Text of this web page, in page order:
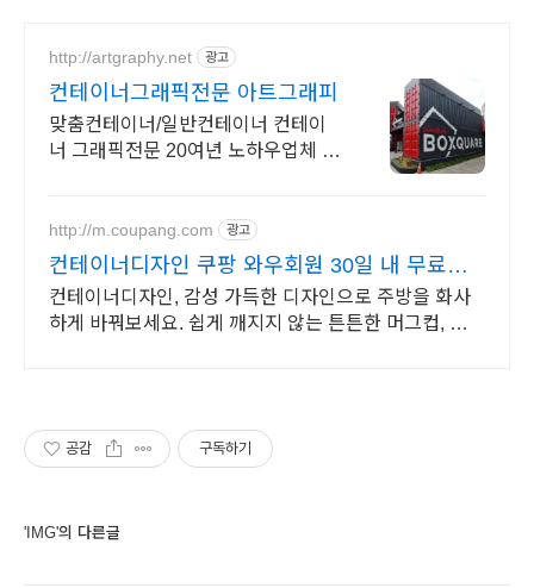
http://artgraphy.net 광고
컨테이너그래픽전문 아트그래피
맞춤컨테이너/일반컨테이너 컨테이
너 그래픽전문 20여년 노하우업체 직
http://m.coupang.com 광고
컨테이너디자인 쿠팡 와우회원 30일 내 무료반
품
컨테이너디자인, 감성 가득한 디자인으로 주방을 화사
하게 바꿔보세요. 쉽게 깨지지 않는 튼튼한 머그컵, 아이
공감 구독하기
'IMG'의 다른글